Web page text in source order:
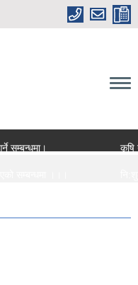
सम्बन्धमा।
कृषि
सम्बन्धमा ।।।